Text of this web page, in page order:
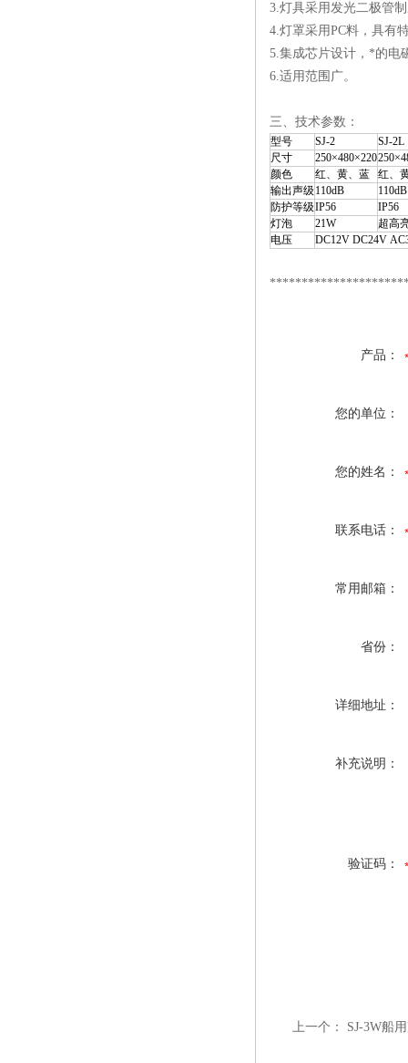
3.灯具采用发光二极管
4.灯罩采用PC料，具有
5.集成芯片设计，*的电
6.适用范围广。
三、技术参数：
型号 SJ-2
SJ-2L
尺寸
250×480×220
颜色
红、黄、蓝
红、
输出声级 110dB
110dB
防护等级IP56
IP56
灯泡
21W
超高
电压
DC12V DC24V
产品：
您的单位：
您的姓名：
联系电话：
常用邮箱：
省份：
详细地址：
补充说明：
验证码：
上一个： SJ-3W船